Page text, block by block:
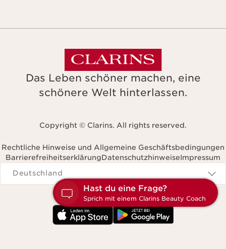
Das Leben schöner machen, eine
schönere Welt hinterlassen.
Copyright © Clarins. All rights reserved.
Rechtliche Hinweise und Allgemeine Geschäftsbedingungen
BarrierefreiheitserklärungDatenschutzhinweiseImpressum
Navigates to
Deutschland